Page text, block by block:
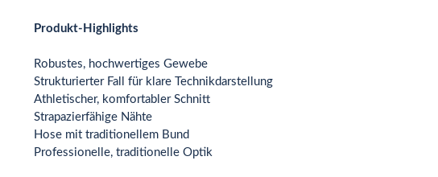
Produkt-Highlights
Robustes, hochwertiges Gewebe
Strukturierter Fall für klare Technikdarstellung
Athletischer, komfortabler Schnitt
Strapazierfähige Nähte
Hose mit traditionellem Bund
Professionelle, traditionelle Optik